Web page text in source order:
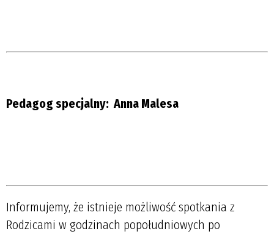
Pedagog specjalny: Anna Malesa
Informujemy, że istnieje możliwość spotkania z
Rodzicami w godzinach popołudniowych po